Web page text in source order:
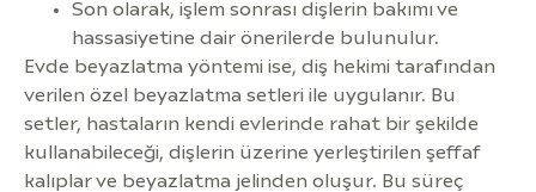
Son olarak, işlem sonrası dişlerin bakımı ve
hassasiyetine dair önerilerde bulunulur.
Evde beyazlatma yöntemi ise, diş hekimi tarafından
verilen özel beyazlatma setleri ile uygulanır. Bu
setler, hastaların kendi evlerinde rahat bir şekilde
kullanabileceği, dişlerin üzerine yerleştirilen şeffaf
kalıplar ve beyazlatma jelinden oluşur. Bu süreç